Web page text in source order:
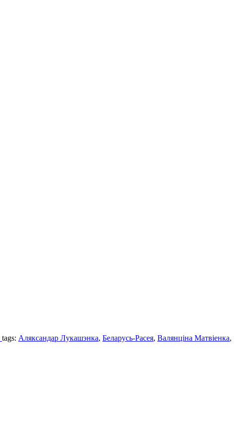
tags: Аляксандар Лукашэнка, Беларусь-Расея, Валянціна Матвіенка,